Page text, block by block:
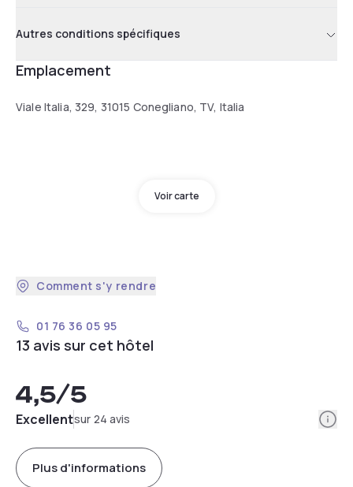
Autres conditions spécifiques
Emplacement
Viale Italia, 329, 31015 Conegliano, TV, Italia
Voir carte
Comment s'y rendre
01 76 36 05 95
13 avis sur cet hôtel
4,5/5
Excellentsur 24 avis
Plus d'informations